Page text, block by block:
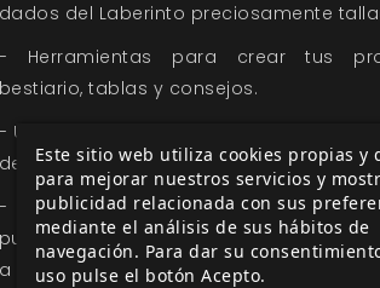
del Laberinto preciosa­mente
Herramientas para crear tus
tablas y consejos.
Un práctico marcapáginas a doble
juego.
Una lujosa encuadernación de
de lectura de diferentes
no perderte.
Este sitio web utiliza cookies propias y
para mejorar nuestros servicios y
publicidad relacionada con sus
mediante el análisis de sus hábitos de
navegación. Para dar su
uso pulse el botón Acepto.